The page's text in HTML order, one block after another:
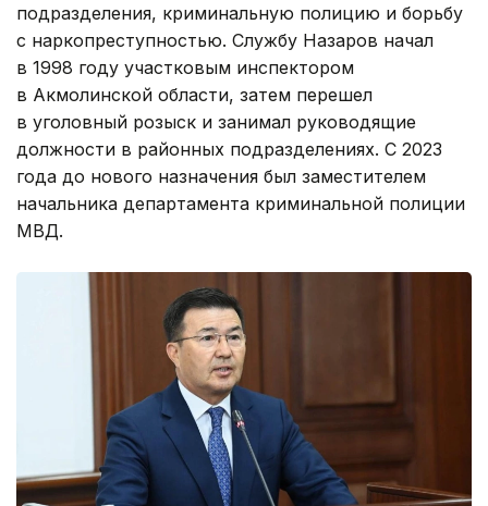
подразделения, криминальную полицию и борьбу
с наркопреступностью. Службу Назаров начал
в 1998 году участковым инспектором
в Акмолинской области, затем перешел
в уголовный розыск и занимал руководящие
должности в районных подразделениях. С 2023
года до нового назначения был заместителем
начальника департамента криминальной полиции
МВД.